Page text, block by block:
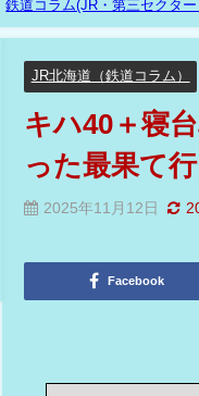
鉄道コラム(JR・第三セクター
急行列車だった??
JR北海道（鉄道コラム）
キハ40＋寝
った最果て
2025年11月12日
Facebook